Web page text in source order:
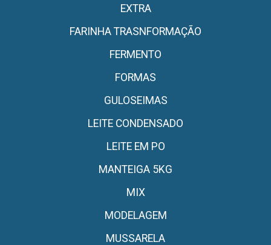
EXTRA
FARINHA TRASNFORMAÇÃO
FERMENTO
FORMAS
GULOSEIMAS
LEITE CONDENSADO
LEITE EM PO
MANTEIGA 5KG
MIX
MODELAGEM
MUSSARELA